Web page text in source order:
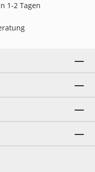
1-2 Tagen